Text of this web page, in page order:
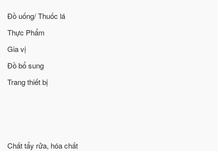
Đồ uống/ Thuốc lá
Thực Phẩm
Gia vị
Đồ bổ sung
Trang thiết bị
Chất tẩy rửa, hóa chất